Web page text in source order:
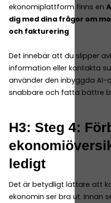
ekonomiplattform finns en
dig med dina frågor om
och fakturering
Det innebär att du slipper
information eller kontakta
använder den inbyggda
snabbare och fatta bättre
H3: Steg 4:
ledigt
Det är betydligt lättare att
ekonomin ser bra ut. Innan